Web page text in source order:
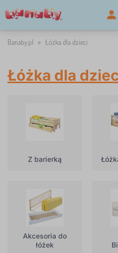
Banaby.pl » Łóżka dla dzieci
Łóżka dla
Z barierką
Akcesoria do
łóżek